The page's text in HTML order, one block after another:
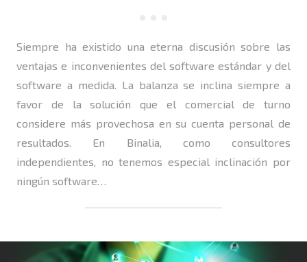
Siempre ha existido una eterna discusión sobre las
ventajas e inconvenientes del software estándar y del
software a medida. La balanza se inclina siempre a
favor de la solución que el comercial de turno
considere más provechosa en su cuenta personal de
resultados. En Binalia, como consultores
independientes, no tenemos especial inclinación por
ningún software…